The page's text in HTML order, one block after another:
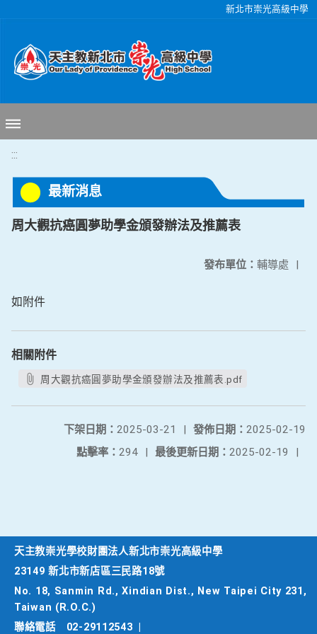
新北市崇光高級中學
:::
最新消息
周大觀抗癌圓夢助學金頒發辦法及推薦表
發布單位： 輔導處 |
如附件
相關附件
周大觀抗癌圓夢助學金頒發辦法及推薦表.pdf
發佈日期： 2025-02-19
下架日期： 2025-03-21
|
最後更新日期： 2025-02-19 |
點擊率： 294 |
天主教崇光學校財團法人新北市崇光高級中學
23149 新北市新店區三民路18號
No. 18, Sanmin Rd., Xindian Dist., New Taipei City 231,
Taiwan (R.O.C.)
聯絡電話
02-29112543